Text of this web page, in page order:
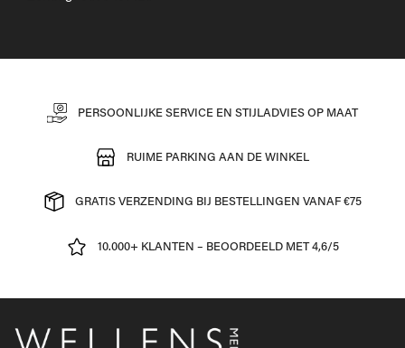
PERSOONLIJKE SERVICE EN STIJLADVIES OP MAAT
RUIME PARKING AAN DE WINKEL
GRATIS VERZENDING BIJ BESTELLINGEN VANAF €75
10.000+ KLANTEN – BEOORDEELD MET 4,6/5